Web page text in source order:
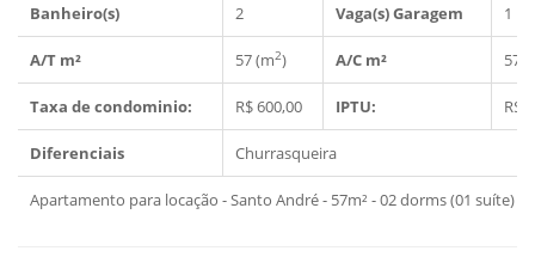
Banheiro(s) 2 Vaga(s) Garagem 1
A/T m² 57 (m2) A/C m² 57
Taxa de condominio: R$ 600,00 IPTU: R$
Diferenciais Churrasqueira
Apartamento para locação - Santo André - 57m² - 02 dorms (01 suíte)